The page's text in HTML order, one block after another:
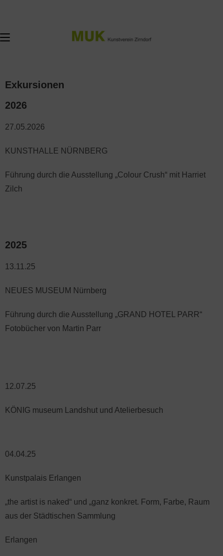
Exkursionen
2026
27.05.2026
KUNSTHALLE NÜRNBERG
Führung durch die Ausstellung „Colour Crush“ mit Harriet
Zilch
2025
13.11.25
NEUES MUSEUM Nürnberg
Führung durch die Ausstellung „GRAND HOTEL PARR“
Fotobücher von Martin Parr
12.07.25
KÖNIG museum Landshut und Atelierbesuch
04.04.25
Kunstpalais Erlangen
„the artist is naked“ und „ganz konkret. Form, Farbe, Raum
aus der Städtischen Sammlung
Erlangen